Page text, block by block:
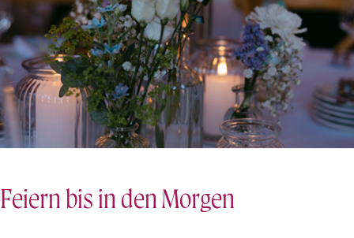
Feiern bis in den Morgen